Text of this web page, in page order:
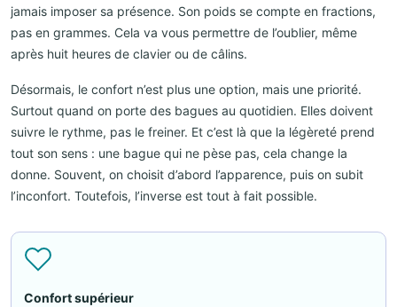
jamais imposer sa présence. Son poids se compte en fractions,
pas en grammes. Cela va vous permettre de l’oublier, même
après huit heures de clavier ou de câlins.
Désormais, le confort n’est plus une option, mais une priorité.
Surtout quand on porte des bagues au quotidien. Elles doivent
suivre le rythme, pas le freiner. Et c’est là que la légèreté prend
tout son sens : une bague qui ne pèse pas, cela change la
donne. Souvent, on choisit d’abord l’apparence, puis on subit
l’inconfort. Toutefois, l’inverse est tout à fait possible.
Confort supérieur